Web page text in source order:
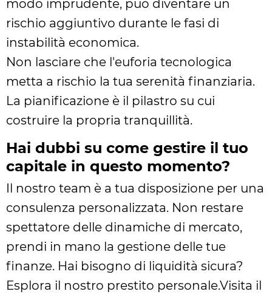
modo imprudente, può diventare un
rischio aggiuntivo durante le fasi di
instabilità economica.
Non lasciare che l'euforia tecnologica
metta a rischio la tua serenità finanziaria.
La pianificazione è il pilastro su cui
costruire la propria tranquillità.
Hai dubbi su come gestire il tuo
capitale in questo momento?
Il nostro team è a tua disposizione per una
consulenza personalizzata. Non restare
spettatore delle dinamiche di mercato,
prendi in mano la gestione delle tue
finanze. Hai bisogno di liquidità sicura?
Esplora il nostro prestito personale.Visita il